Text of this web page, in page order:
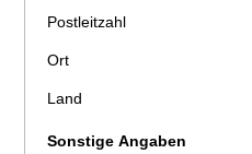
Postleitzahl
Ort
Land
Sonstige Angaben